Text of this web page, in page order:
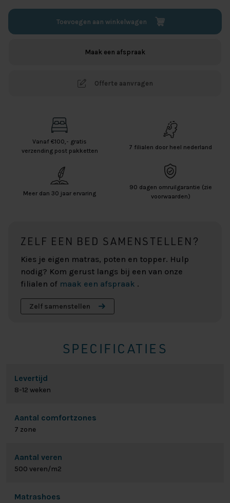
Toevoegen aan winkelwagen
Maak een afspraak
Offerte aanvragen
Vanaf €100,- gratis
verzending post pakketten
7 filialen door heel nederland
Meer dan 30 jaar ervaring
90 dagen omruilgarantie (zie
voorwaarden)
ZELF EEN BED SAMENSTELLEN?
Kies je eigen matras, poten en topper. Hulp
nodig? Kom gerust langs bij een van onze
filialen of maak een afspraak .
Zelf samenstellen
SPECIFICATIES
Levertijd
8-12 weken
Aantal comfortzones
7 zone
Aantal veren
500 veren/m2
Matrashoes